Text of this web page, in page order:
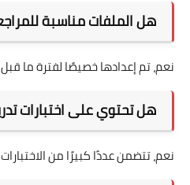
هل الملفات مناسبة
نعم، تم إعدادها خصيصًا لفترة ما قبل
هل تحتوي على اختبارات
نعم، تتضمن عددًا كبيرًا من